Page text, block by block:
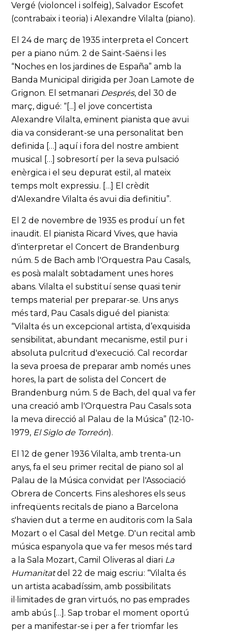
Vergé (violoncel i solfeig), Salvador Escofet
(contrabaix i teoria) i Alexandre Vilalta (piano).
El 24 de març de 1935 interpreta el Concert
per a piano núm. 2 de Saint-Saëns i les
“Noches en los jardines de España” amb la
Banda Municipal dirigida per Joan Lamote de
Grignon. El setmanari Després, del 30 de
març, digué: “[...] el jove concertista
Alexandre Vilalta, eminent pianista que avui
dia va considerant-se una personalitat ben
definida […] aquí i fora del nostre ambient
musical […] sobresortí per la seva pulsació
enèrgica i el seu depurat estil, al mateix
temps molt expressiu. […] El crèdit
d'Alexandre Vilalta és avui dia definitiu”.
El 2 de novembre de 1935 es produí un fet
inaudit. El pianista Ricard Vives, que havia
d'interpretar el Concert de Brandenburg
núm. 5 de Bach amb l'Orquestra Pau Casals,
es posà malalt sobtadament unes hores
abans. Vilalta el substituí sense quasi tenir
temps material per preparar-se. Uns anys
més tard, Pau Casals digué del pianista:
“Vilalta és un excepcional artista, d’exquisida
sensibilitat, abundant mecanisme, estil pur i
absoluta pulcritud d'execució. Cal recordar
la seva proesa de preparar amb només unes
hores, la part de solista del Concert de
Brandenburg núm. 5 de Bach, del qual va fer
una creació amb l'Orquestra Pau Casals sota
la meva direcció al Palau de la Música” (12-10-
1979, El Siglo de Torreón).
El 12 de gener 1936 Vilalta, amb trenta-un
anys, fa el seu primer recital de piano sol al
Palau de la Música convidat per l'Associació
Obrera de Concerts. Fins aleshores els seus
infreqüents recitals de piano a Barcelona
s'havien dut a terme en auditoris com la Sala
Mozart o el Casal del Metge. D'un recital amb
música espanyola que va fer mesos més tard
a la Sala Mozart, Camil Oliveras al diari La
Humanitatdel 22 de maig escriu: “Vilalta és
un artista acabadíssim, amb possibilitats
il·limitades de gran virtuós, no pas emprades
amb abús […]. Sap trobar el moment oportú
per a manifestar-se i per a fer triomfar les